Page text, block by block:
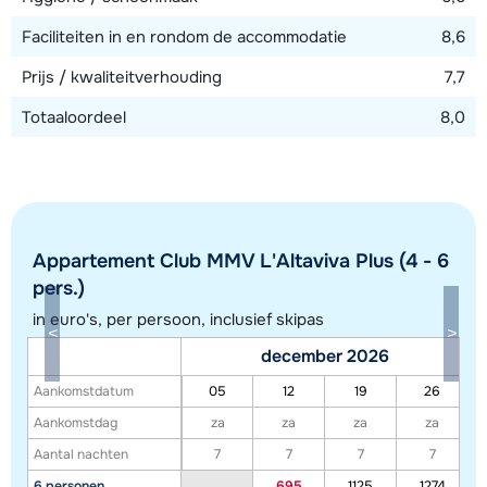
Toon alle accommodaties in dit gebied
exacte locatie kan enigszins afwijken.
Faciliteiten in en rondom de accommodatie
8,6
Prijs / kwaliteitverhouding
7,7
Totaaloordeel
8,0
Appartement Club MMV L'Altaviva Plus (4 - 6
pers.)
in euro's, per persoon, inclusief skipas
Aankomstdatum
Aankomstdag
Aantal nachten
december 2026
05 12 19
26
za
za za
za
7
7 7
7